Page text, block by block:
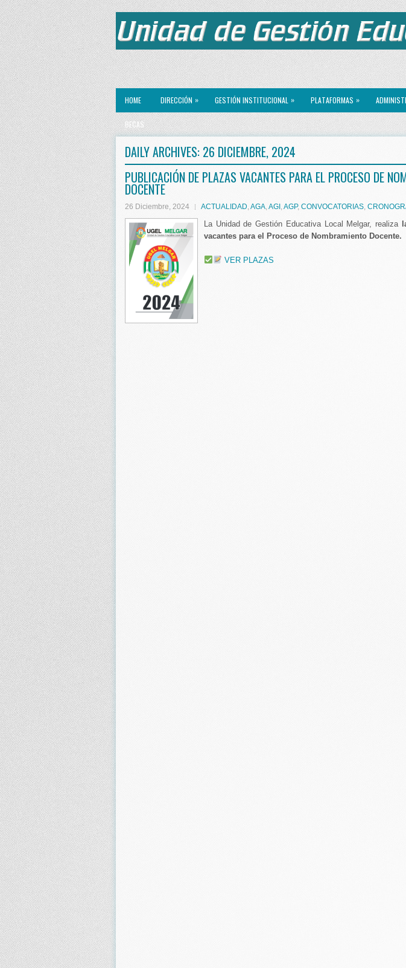
HOME DIRECCIÓN » GESTIÓN INSTITUCIONAL » PLATAFORMAS »
BECAS
DAILY ARCHIVES: 26 DICIEMBRE, 2024
PUBLICACIÓN DE PLAZAS VACANTES PARA EL PROCESO DE
DOCENTE
26 Diciembre, 2024 ACTUALIDAD AGA AGI AGP, CONVOCATORIAS
La Unidad de Gestión Educativa Local Melgar, realiza
vacantes para el Proceso de Nombramiento Docente.
VER PLAZAS